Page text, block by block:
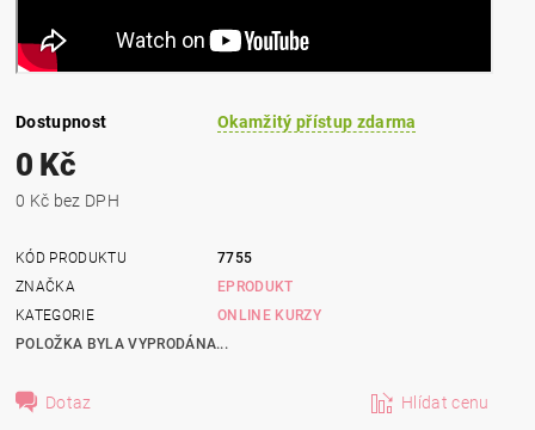
Dostupnost Okamžitý přístup zdarma
0 Kč
0 Kč bez DPH
KÓD PRODUKTU
7755
ZNAČKA
EPRODUKT
KATEGORIE
ONLINE KURZY
POLOŽKA BYLA VYPRODÁNA...
Dotaz Hlídat cenu